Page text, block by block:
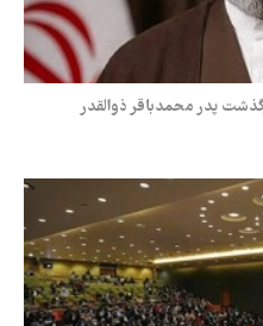
پدر محمدباقر ذوالقدر